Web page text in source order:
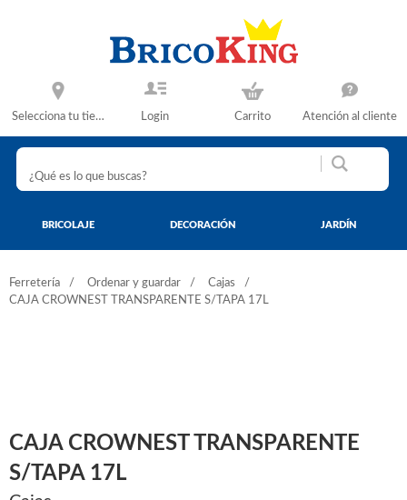
Selecciona tu tienda Login Carrito Atención al cliente
BRICOLAJE DECORACIÓN JARDÍN
Ferretería Ordenar y guardar
Cajas
CAJA CROWNEST TRANSPARENTE S/TAPA 17L
CAJA CROWNEST TRANSPARENTE
S/TAPA 17L